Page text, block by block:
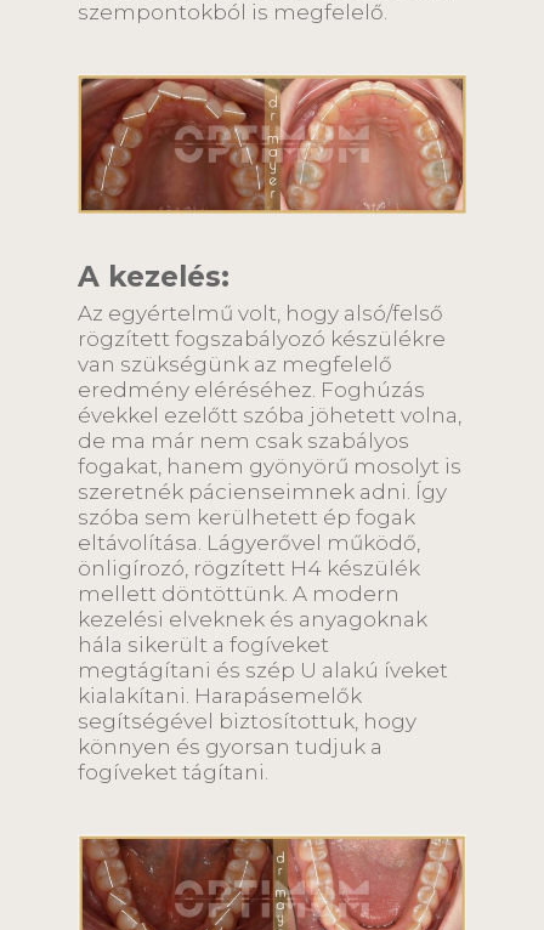
szempontokból is megfelelő.
A kezelés:
Az egyértelmű volt, hogy alsó/felső
rögzített fogszabályozó készülékre
van szükségünk az megfelelő
eredmény eléréséhez. Foghúzás
évekkel ezelőtt szóba jöhetett volna,
de ma már nem csak szabályos
fogakat, hanem gyönyörű mosolyt is
szeretnék pácienseimnek adni. Így
szóba sem kerülhetett ép fogak
eltávolítása. Lágyerővel működő,
önligírozó, rögzített H4 készülék
mellett döntöttünk. A modern
kezelési elveknek és anyagoknak
hála sikerült a fogíveket
megtágítani és szép U alakú íveket
kialakítani. Harapásemelők
segítségével biztosítottuk, hogy
könnyen és gyorsan tudjuk a
fogíveket tágítani.